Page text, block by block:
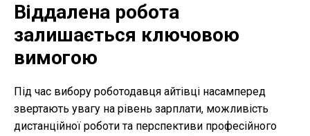
Віддалена робота
залишається ключовою
вимогою
Під час вибору роботодавця айтівці насамперед
звертають увагу на рівень зарплати, можливість
дистанційної роботи та перспективи професійного